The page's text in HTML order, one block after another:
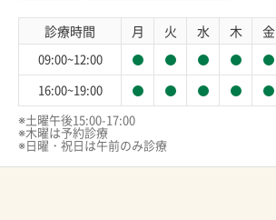
診療時間 月 火 水 木 金
09:00~12:00
16:00~19:00
※土曜午後15:00-17:00
※木曜は予約診療
※日曜・祝日は午前のみ診療